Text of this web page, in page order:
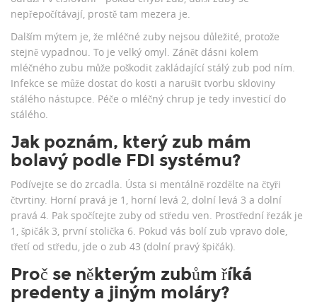
nepřepočítávají, prostě tam mezera je.
Dalším mýtem je, že mléčné zuby nejsou důležité, protože
stejně vypadnou. To je velký omyl. Zánět dásni kolem
mléčného zubu může poškodit zakládající stálý zub pod ním.
Infekce se může dostat do kosti a narušit tvorbu skloviny
stálého nástupce. Péče o mléčný chrup je tedy investicí do
stálého.
Jak poznám, který zub mám
bolavý podle FDI systému?
Podívejte se do zrcadla. Ústa si mentálně rozdělte na čtyři
čtvrtiny. Horní pravá je 1, horní levá 2, dolní levá 3 a dolní
pravá 4. Pak spočítejte zuby od středu ven. Prostřední řezák je
1, špičák 3, první stolička 6. Pokud vás bolí zub vpravo dole,
třetí od středu, jde o zub 43 (dolní pravý špičák).
Proč se některým zubům říká
predenty a jiným moláry?